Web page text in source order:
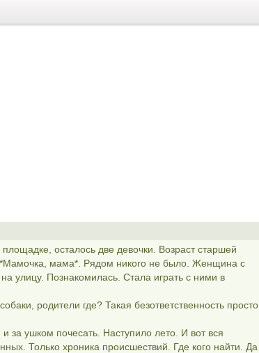
осталось две девочки. Возраст старшей
*Мамочка, мама*. Рядом никого не было. Женщина с
улицу. Познакомилась. Стала играть с ними в
родители где? Такая безответственность просто
за ушком почесать. Наступило лето. И вот вся
Только хроника происшествий. Где кого найти. Да